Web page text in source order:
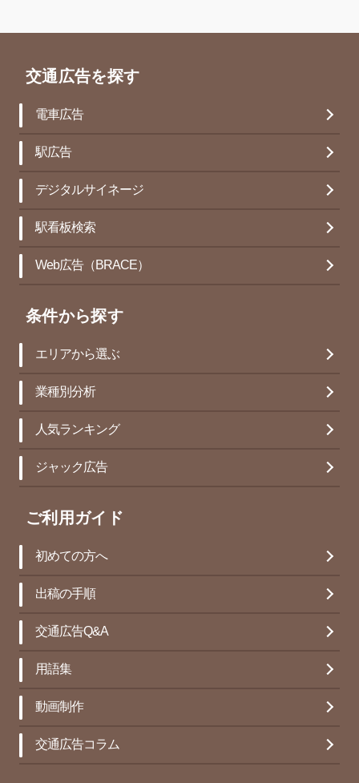
交通広告を探す
電車広告
駅広告
デジタルサイネージ
駅看板検索
Web広告（BRACE）
条件から探す
エリアから選ぶ
業種別分析
人気ランキング
ジャック広告
ご利用ガイド
初めての方へ
出稿の手順
交通広告Q&A
用語集
動画制作
交通広告コラム